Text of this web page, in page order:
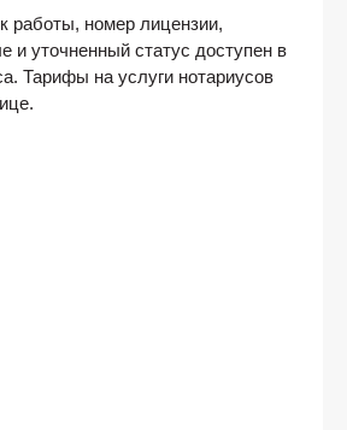
работы, номер лицензии,
и уточненный статус доступен в
Тарифы на услуги нотариусов